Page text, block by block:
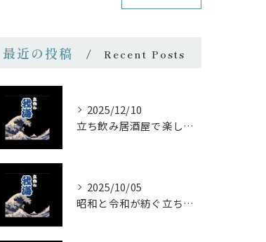
最近の投稿 Recent Posts
2025/12/10
立ち飲み居酒屋で楽しむ昭和の懐かし空間と多彩なお酒
2025/10/05
昭和と令和が紡ぐ立ち飲みの味わい